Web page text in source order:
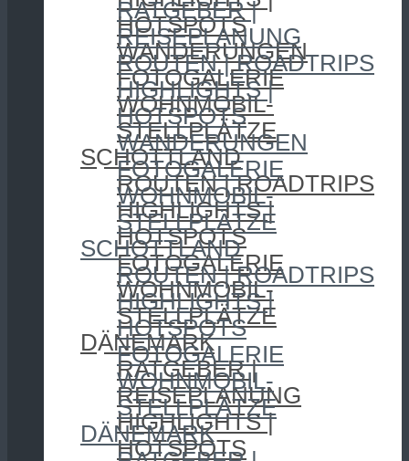
HOTSPOTS
WANDERUNGEN
FOTOGALERIE
WOHNMOBIL-
STELLPLÄTZE
SCHOTTLAND
ROUTEN | ROADTRIPS
HIGHLIGHTS |
HOTSPOTS
FOTOGALERIE
WOHNMOBIL-
STELLPLÄTZE
DÄNEMARK
RATGEBER |
REISEPLANUNG
HIGHLIGHTS |
HOTSPOTS
RATGEBER |
REISEPLANUNG
ROUTEN | ROADTRIPS
HIGHLIGHTS |
HOTSPOTS
WANDERUNGEN
FOTOGALERIE
WOHNMOBIL-
STELLPLÄTZE
SCHOTTLAND
ROUTEN | ROADTRIPS
HIGHLIGHTS |
HOTSPOTS
FOTOGALERIE
WOHNMOBIL-
STELLPLÄTZE
DÄNEMARK